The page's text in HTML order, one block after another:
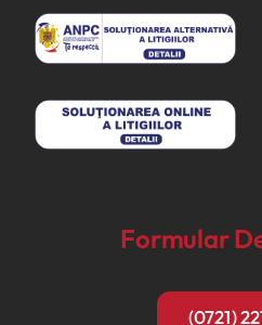
Formular
(0721)